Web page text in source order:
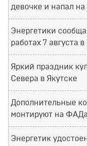
девочке и напал на
Энергетики
работах 7 августа в
Яркий праздник
Севера в Якутске
Дополнительные
монтируют на
Энергетик